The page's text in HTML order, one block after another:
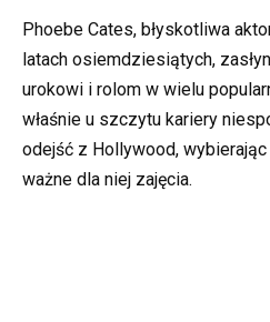
Phoebe Cates, błyskotliwa
latach osiemdziesiątych,
urokowi i rolom w wielu
właśnie u szczytu kariery
odejść z Hollywood,
ważne dla niej zajęcia.